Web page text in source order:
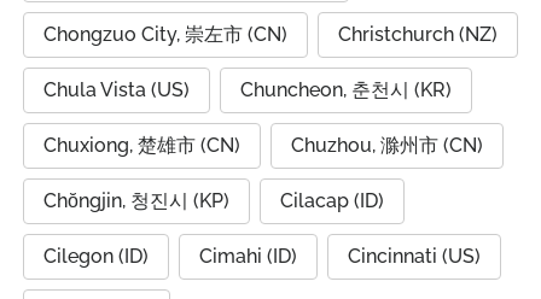
Chongzuo City, 崇左市 (CN) Christchurch (NZ)
Chula Vista (US) Chuncheon, 춘천시 (KR)
Chuxiong, 楚雄市 (CN) Chuzhou, 滁州市 (CN)
Chŏngjin, 청진시 (KP) Cilacap (ID)
Cilegon (ID) Cimahi (ID) Cincinnati (US)